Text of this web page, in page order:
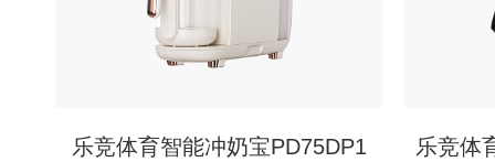
乐竞体育智能冲奶宝PD75DP1 乐竞体